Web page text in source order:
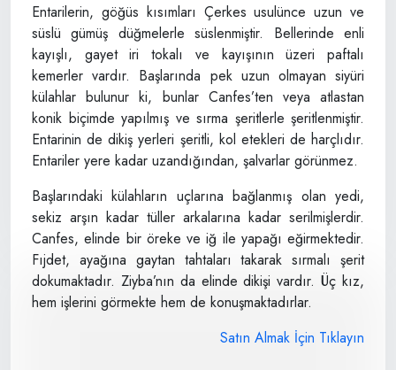
Entarilerin, göğüs kısımları Çerkes usulünce uzun ve
süslü gümüş düğmelerle süslenmiştir. Bellerinde enli
kayışlı, gayet iri tokalı ve kayışının üzeri paftalı
kemerler vardır. Başlarında pek uzun olmayan siyüri
külahlar bulunur ki, bunlar Canfes’ten veya atlastan
konik biçimde yapılmış ve sırma şeritlerle şeritlenmiştir.
Entarinin de dikiş yerleri şeritli, kol etekleri de harçlıdır.
Entariler yere kadar uzandığından, şalvarlar görünmez.
Başlarındaki külahların uçlarına bağlanmış olan yedi,
sekiz arşın kadar tüller arkalarına kadar serilmişlerdir.
Canfes, elinde bir öreke ve iğ ile yapağı eğirmektedir.
Fıjdet, ayağına gaytan tahtaları takarak sırmalı şerit
dokumaktadır. Ziyba’nın da elinde dikişi vardır. Üç kız,
hem işlerini görmekte hem de konuşmaktadırlar.
Satın Almak İçin Tıklayın